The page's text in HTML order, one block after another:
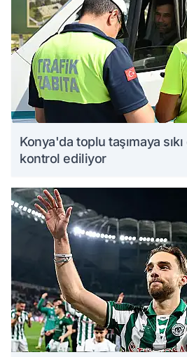
Konya'da toplu taşımaya
kontrol ediliyor